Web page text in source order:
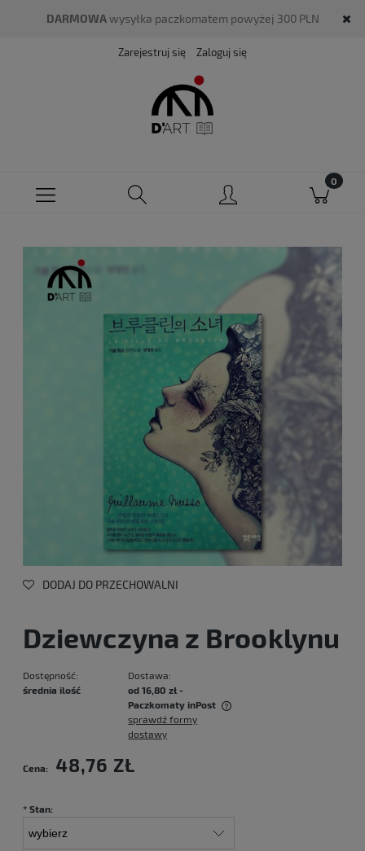
DARMOWAwysyłka paczkomatem powyżej 300 PLN
Zarejestruj się Zaloguj się
DODAJ DO PRZECHOWALNI
Dziewczyna z Brooklynu
Dostępność:
średnia ilość
Dostawa:
od 16,80 zł -
Paczkomaty inPost
Cena nie zawiera ewentualnych kosztów płatności
sprawdź formy
dostawy
Cena: 48,76 ZŁ
* Stan: